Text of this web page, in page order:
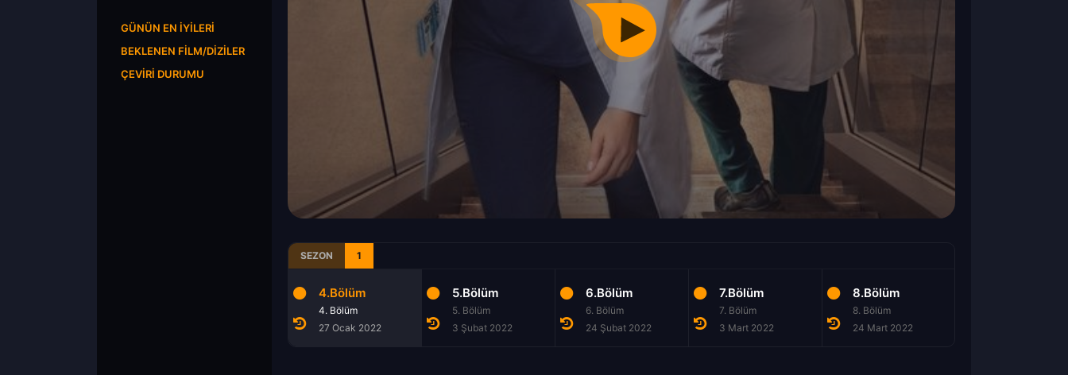
GÜNÜN EN İYILERI
BEKLENEN FILM/DIZILER
ÇEVIRI DURUMU
SEZON 1
4.Bölüm
4. Bölüm
27 Ocak 2022
5.Bölüm
5. Bölüm
3 Şubat 2022
6.Bölüm
6. Bölüm
24 Şubat 2022
7.Bölüm
7. Bölüm
3 Mart 2022
8.Bölüm
8. Bölüm
24 Mart 2022